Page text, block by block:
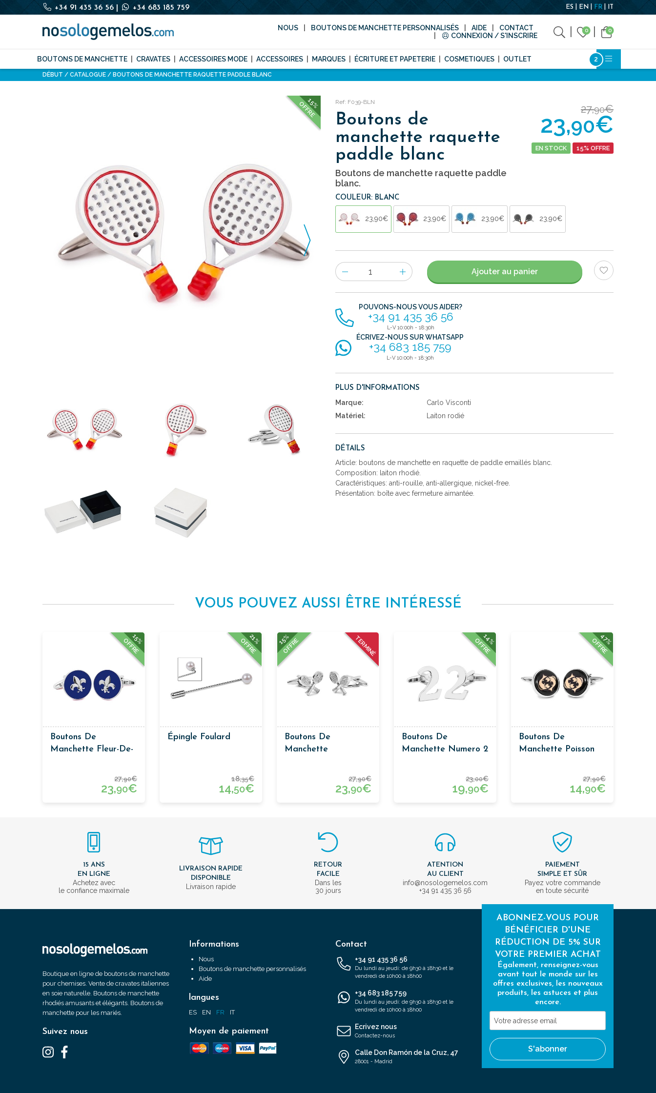
+34 91 435 36 56 +34 683 185 759 ES EN FR IT
NOUS BOUTONS DE MANCHETTE PERSONNALISÉS AIDE
CONTACT
CONNEXION / S'INSCRIRE
0 0
BOUTONS DE MANCHETTE CRAVATES ACCESSOIRES MODE ACCESSOIRES MARQUES ÉCRITURE ET PAPETERIE COSMETIQUES OUTLET
DÉBUT CATALOGUE BOUTONS DE MANCHETTE RAQUETTE PADDLE BLANC
15%
OFFRE Ref: F039-BLN
Boutons de
manchette raquette
paddle blanc
Boutons de manchette raquette paddle
blanc.
27,90€
23,90€
EN STOCK 15% OFFRE
COULEUR: BLANC
23,90€ 23,90€ 23,90€ 23,90€
Nombre
d'items
Ajouter au panier
POUVONS-NOUS VOUS AIDER?
+34 91 435 36 56
L-V 10:00h - 18:30h
ÉCRIVEZ-NOUS SUR WHATSAPP
+34 683 185 759
L-V 10:00h - 18:30h
PLUS D'INFORMATIONS
Marque:
Carlo Visconti
Matériel:
Laiton rodié
DÉTAILS
Article: boutons de manchette en raquette de paddle emaillés blanc.
Composition: laiton rhodié.
Caractéristiques: anti-rouille, anti-allergique, nickel-free.
Présentation: boîte avec fermeture aimantée.
VOUS POUVEZ AUSSI ÊTRE INTÉRESSÉ
15%
OFFRE
Boutons De
Manchette Fleur-De-
27,90€
23,90€
21%
OFFRE
Épingle Foulard
18,35€
14,50€
TERMINÉ
15%
OFFRE
Boutons De
Manchette
27,90€
23,90€
14%
OFFRE
Boutons De
Manchette Numero 2
23,00€
19,90€
47%
OFFRE
Boutons De
Manchette Poisson
27,90€
14,90€
15 ANS
EN LIGNE
Achetez avec
le confiance maximale
LIVRAISON RAPIDE
DISPONIBLE
Livraison rapide
RETOUR
FACILE
Dans les
30 jours
ATENTION
AU CLIENT
info@nosologemelos.com
+34 91 435 36 56
PAIEMENT
SIMPLE ET SÛR
Payez votre commande
en toute sécurité
Boutique en ligne de boutons de manchette
pour chemises. Vente de cravates italiennes
en soie naturelle. Boutons de manchette
rhodiés amusants et élégants. Boutons de
manchette pour les mariés.
Suivez nous
Informations
Nous
Boutons de manchette personnalisés
Aide
langues
ES EN FR IT
Moyen de paiement
Contact
+34 91 435 36 56
Du lundi au jeudi: de 9h30 à 18h30 et le
vendredi de 10h00 à 18h00
+34 683 185 759
Du lundi au jeudi: de 9h30 à 18h30 et le
vendredi de 10h00 à 18h00
Ecrivez nous
Contactez-nous
Calle Don Ramón de la Cruz, 47
28001 - Madrid
ABONNEZ-VOUS POUR
BÉNÉFICIER D'UNE
RÉDUCTION DE 5% SUR
VOTRE PREMIER ACHAT
Également, renseignez-vous
avant tout le monde sur les
offres exclusives, les nouveaux
produits, les astuces et plus
encore.
Votre
adresse
email
S'abonner